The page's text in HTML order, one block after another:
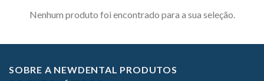
Nenhum produto foi encontrado para a sua seleção.
SOBRE A NEWDENTAL PRODUTOS